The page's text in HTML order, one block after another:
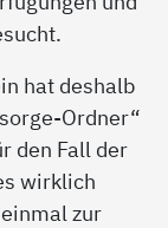
hat deshalb
Ordner“
den Fall der
wirklich
zur